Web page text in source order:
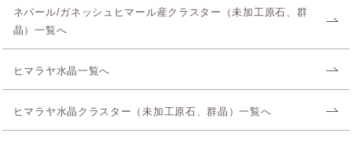
ネパール/ガネッシュヒマール産クラスター（未加工原石、群
晶）一覧へ
ヒマラヤ水晶一覧へ
ヒマラヤ水晶クラスター（未加工原石、群晶）一覧へ